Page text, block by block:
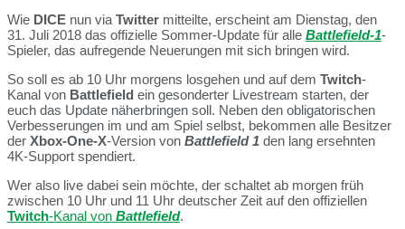
Wie DICE nun viaTwitter mitteilte, erscheint am Dienstag, den
31. Juli 2018 das offizielle Sommer-Update für alle Battlefield-1-
Spieler, das aufregende Neuerungen mit sich bringen wird.
So soll es ab 10 Uhr morgens losgehen und auf dem Twitch-
Kanal von Battlefield ein gesonderter Livestream starten, der
euch das Update näherbringen soll. Neben den obligatorischen
Verbesserungen im und am Spiel selbst, bekommen alle Besitzer
der Xbox-One-X-Version von Battlefield 1 den lang ersehnten
4K-Support spendiert.
Wer also live dabei sein möchte, der schaltet ab morgen früh
zwischen 10 Uhr und 11 Uhr deutscher Zeit auf den offiziellen
Twitch-Kanal von Battlefield.